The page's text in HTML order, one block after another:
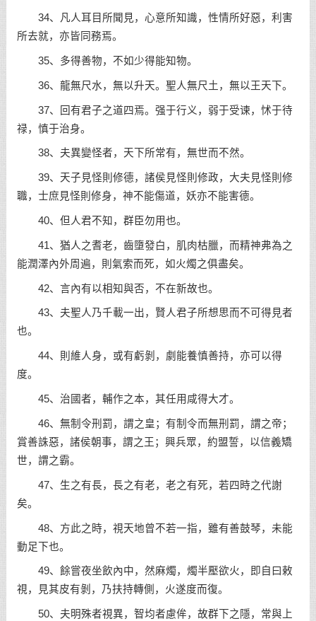
34、凡人耳目所聞見，心意所知識，性情所好惡，利害
所去就，亦皆同務焉。
35、多得善物，不如少得能知物。
36、龍無尺水，無以升天。聖人無尺土，無以王天下。
37、回有君子之道四焉。强于行义，弱于受谏，怵于待
禄，慎于治身。
38、夫異變怪者，天下所常有，無世而不然。
39、天子見怪則修德，諸侯見怪則修政，大夫見怪則修
職，士庶見怪則修身，神不能傷道，妖亦不能害德。
40、但人君不知，群臣勿用也。
41、猶人之耆老，齒墮發白，肌肉枯臘，而精神弗為之
能潤澤內外周遍，則氣索而死，如火燭之俱盡矣。
42、言內有以相知與否，不在新故也。
43、夫聖人乃千載一出，賢人君子所想思而不可得見者
也。
44、則維人身，或有虧剝，劇能養慎善持，亦可以得
度。
45、治國者，輔作之本，其任用咸得大才。
46、無制令刑罰，謂之皇；有制令而無刑罰，謂之帝；
賞善誅惡，諸侯朝事，謂之王；興兵眾，約盟誓，以信義矯
世，謂之霸。
47、生之有長，長之有老，老之有死，若四時之代謝
矣。
48、方此之時，視天地曾不若一指，雖有善鼓琴，未能
動足下也。
49、餘嘗夜坐飲內中，然麻燭，燭半壓欲火，即自曰敕
視，見其皮有剝，乃扶持轉側，火遂度而復。
50、夫明殊者視異，智均者慮侔，故群下之隱，常與上